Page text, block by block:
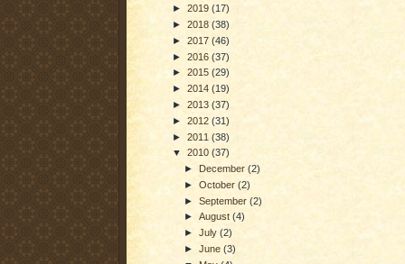
► 2019 (17)
► 2018 (38)
► 2017 (46)
► 2016 (37)
► 2015 (29)
► 2014 (19)
► 2013 (37)
► 2012 (31)
► 2011 (38)
▼ 2010 (37)
► December(2)
►October(2)
►September(2)
►August(4)
►July(2)
►June(3)